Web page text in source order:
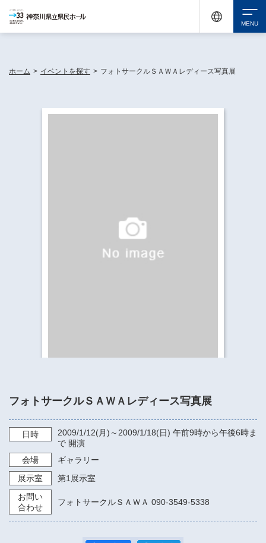
ホーム > イベントを探す > フォトサークルＳＡＷＡレディース写真展
フォトサークルＳＡＷＡレディース写真展
日時 2009/1/12(月)～ 2009/1/18(日) 午前9時から午後6時ま
で 開演
会場
ギャラリー
展示室
第1展示室
お問い
合わせ
フォトサークルＳＡＷＡ 090-3549-5338